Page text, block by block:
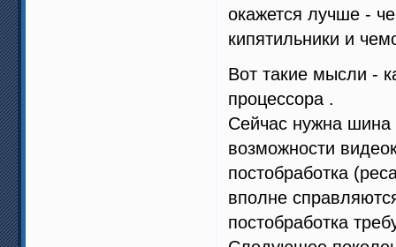
окажется лучше -
кипятильники и
Вот такие мысли -
процессора .
Сейчас нужна шина
возможности
постобработка
вполне
постобработка